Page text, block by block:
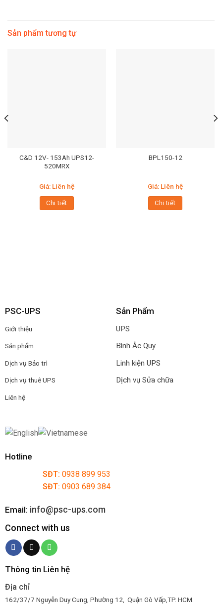
Sản phẩm tương tự
C&D 12V- 153Ah UPS12-
520MRX
Giá: Liên hệ
Chi tiết
BPL150-12
Giá: Liên hệ
Chi tiết
PSC-UPS
Giới thiệu
Sản phẩm
Dịch vụ Bảo trì
Dịch vụ thuê UPS
Liên hệ
Sản Phẩm
UPS
Bình Ắc Quy
Linh kiện UPS
Dịch vụ Sửa chữa
Hotline
SĐT: 0938 899 953
SĐT: 0903 689 384
Email: info@psc-ups.com
Connect with us
Thông tin Liên hệ
Địa chỉ
162/37/7 Nguyễn Duy Cung, Phường 12, Quận Gò Vấp,TP. HCM.